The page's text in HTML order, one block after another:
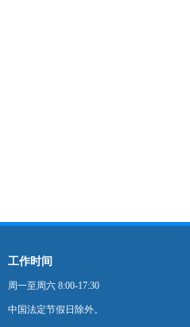
工作时间
周一至周六 8:00-17:30
中国法定节假日除外。